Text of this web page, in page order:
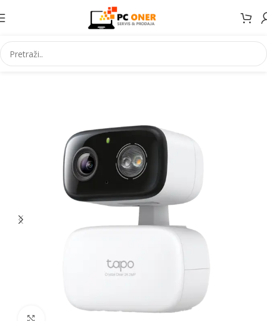
Početna Elektronika Video nadzor IP kamere